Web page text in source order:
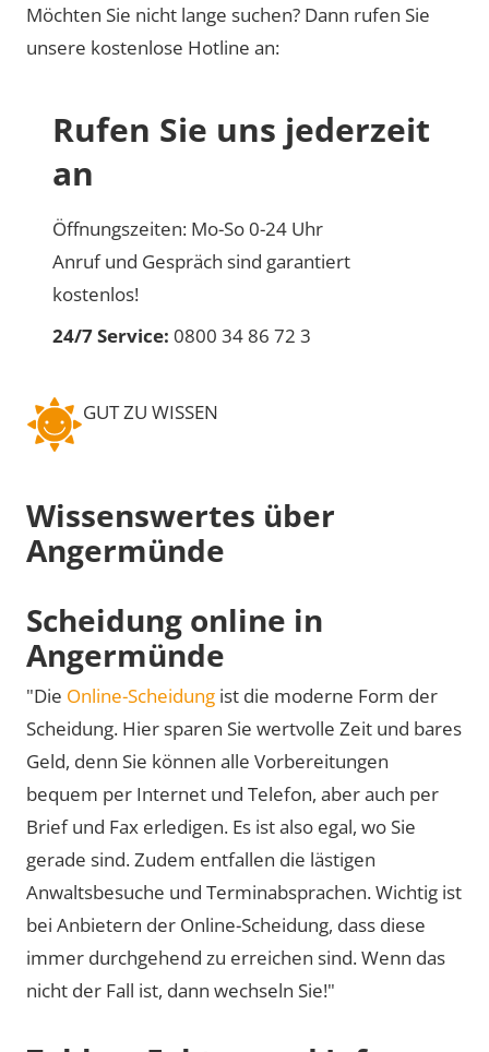
Möchten Sie nicht lange suchen? Dann rufen Sie
unsere kostenlose Hotline an:
Rufen Sie uns jederzeit
an
Öffnungszeiten: Mo-So 0-24 Uhr
Anruf und Gespräch sind garantiert
kostenlos!
24/7 Service: 0800 34 86 72 3
GUT ZU WISSEN
Wissenswertes über
Angermünde
Scheidung online in
Angermünde
"Die Online-Scheidung ist die moderne Form der
Scheidung. Hier sparen Sie wertvolle Zeit und bares
Geld, denn Sie können alle Vorbereitungen
bequem per Internet und Telefon, aber auch per
Brief und Fax erledigen. Es ist also egal, wo Sie
gerade sind. Zudem entfallen die lästigen
Anwaltsbesuche und Terminabsprachen. Wichtig ist
bei Anbietern der Online-Scheidung, dass diese
immer durchgehend zu erreichen sind. Wenn das
nicht der Fall ist, dann wechseln Sie!"